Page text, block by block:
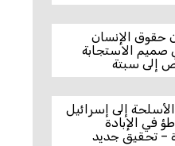
حقوق الإنسان
صميم الاستجابة
إلى سبتة
إلى إسرائيل
في الإبادة
– تحقيق جديد